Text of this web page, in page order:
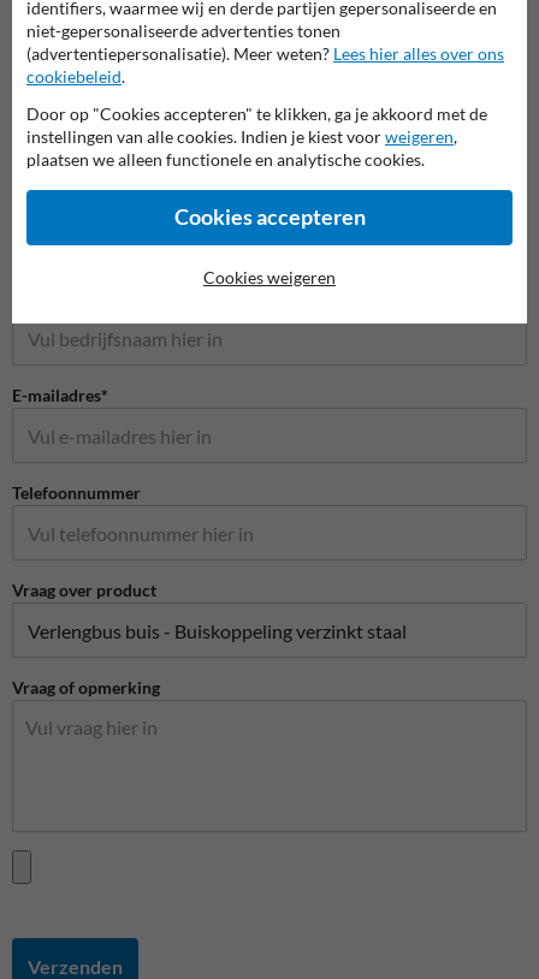
Stel je vraag aan Verkeersbord.be
Naam*
E-mailadres*
Telefoonnummer
Vraag over product
Vraag of opmerking
Verzenden
identifiers, waarmee wij en derde partijen gepersonaliseerde en
niet-gepersonaliseerde advertenties tonen
(advertentiepersonalisatie). Meer weten? Lees hier alles over ons
cookiebeleid.
Door op "Cookies accepteren" te klikken, ga je akkoord met de
instellingen van alle cookies. Indien je kiest voorweigeren,
plaatsen we alleen functionele en analytische cookies.
Cookies accepteren
Cookies weigeren